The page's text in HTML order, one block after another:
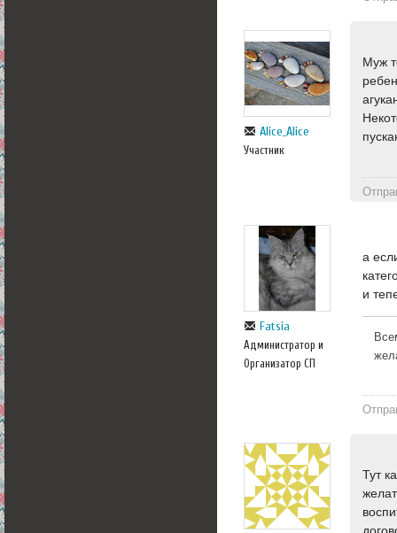
Alice_Alice
Участник
Муж
Fatsia
Администратор и
Организатор СП
а
и
Тут